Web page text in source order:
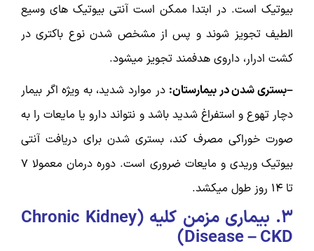
بیوتیک است. در ابتدا ممکن است آنتی بیوتیک های وسیع
الطیف تجویز شوند و پس از مشخص شدن نوع باکتری در
کشت ادرار، داروی هدفمند تجویز میشود.
–بستری شدن در بیمارستان: در موارد شدید، به ویژه اگر بیمار
دچار تهوع و استفراغ شدید باشد و نتواند دارو یا مایعات را به
صورت خوراکی مصرف کند، بستری شدن برای دریافت آنتی
بیوتیک وریدی و مایعات ضروری است. دوره درمان معمولا ۷
تا ۱۴ روز طول میکشد.
۳. بیماری مزمن کلیه (Chronic Kidney
Disease – CKD
)